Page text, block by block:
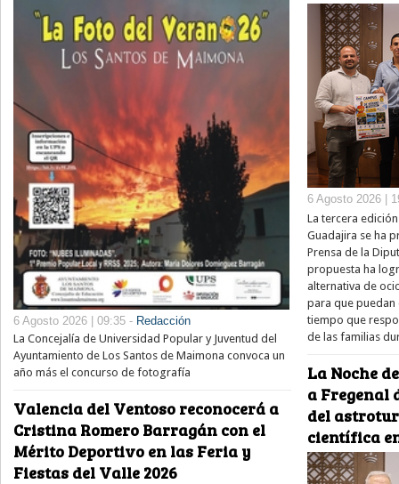
6 Agosto 2026 | 09:35 - Redacción
La Concejalía de Universidad Popular y Juventud del
Ayuntamiento de Los Santos de Maimona convoca un
año más el concurso de fotografía
Valencia del Ventoso reconocerá a
Cristina Romero Barragán con el
Mérito Deportivo en las Feria y
Fiestas del Valle 2026
6 Agosto 2026 |
La tercera
Guadajira se ha
Prensa de la
propuesta ha
alternativa de
para que puedan
tiempo que
de las familias
La Noche
a Fregenal
del
científica